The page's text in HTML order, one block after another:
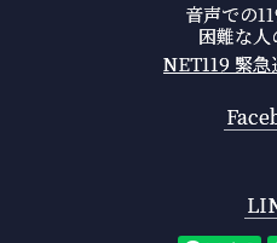
音声での
困難な人
NET119 緊急